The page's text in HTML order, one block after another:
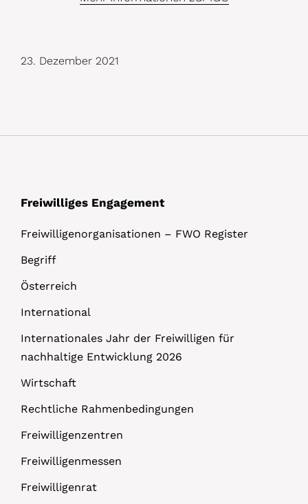
23. Dezember 2021
Freiwilliges Engagement
Freiwilligenorganisationen – FWO Register
Begriff
Österreich
International
Internationales Jahr der Freiwilligen für
nachhaltige Entwicklung 2026
Wirtschaft
Rechtliche Rahmenbedingungen
Freiwilligenzentren
Freiwilligenmessen
Freiwilligenrat